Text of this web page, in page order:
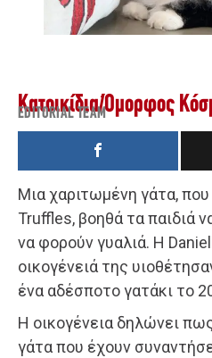
Κατοικίδια/Όμορφος
EDITORIAL TEAM
Μια χαριτωμένη γάτα,
Truffles, βοηθά τα παιδιά
να φορούν γυαλιά. Η
οικογένειά της
ένα αδέσποτο γατάκι το
Η οικογένεια δηλώνει
γάτα που έχουν